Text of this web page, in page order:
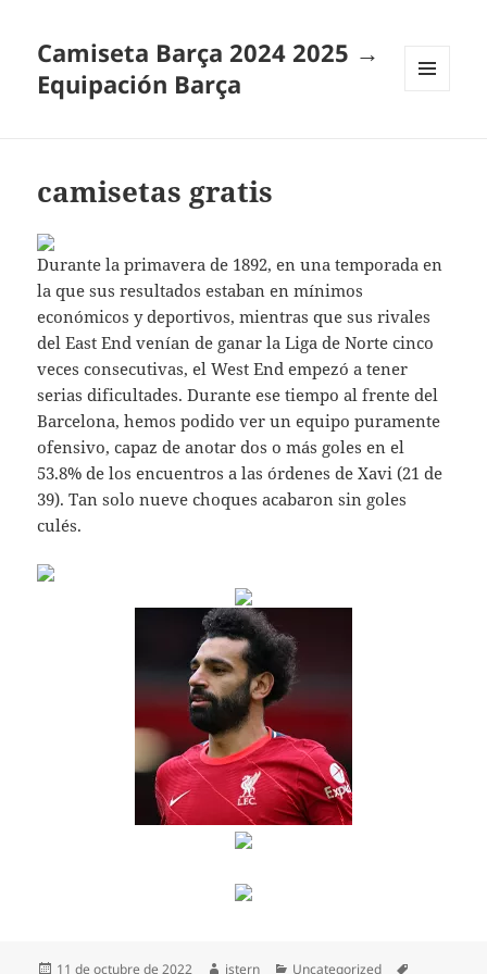
Camiseta Barça 2024 2025 →
Equipación Barça
camisetas gratis
Durante la primavera de 1892, en una temporada en
la que sus resultados estaban en mínimos
económicos y deportivos, mientras que sus rivales
del East End venían de ganar la Liga de Norte cinco
veces consecutivas, el West End empezó a tener
serias dificultades. Durante ese tiempo al frente del
Barcelona, hemos podido ver un equipo puramente
ofensivo, capaz de anotar dos o más goles en el
53.8% de los encuentros a las órdenes de Xavi (21 de
39). Tan solo nueve choques acabaron sin goles
culés.
Publicado
11 de octubre de 2022 Autor
istern Categorías
Uncategorized